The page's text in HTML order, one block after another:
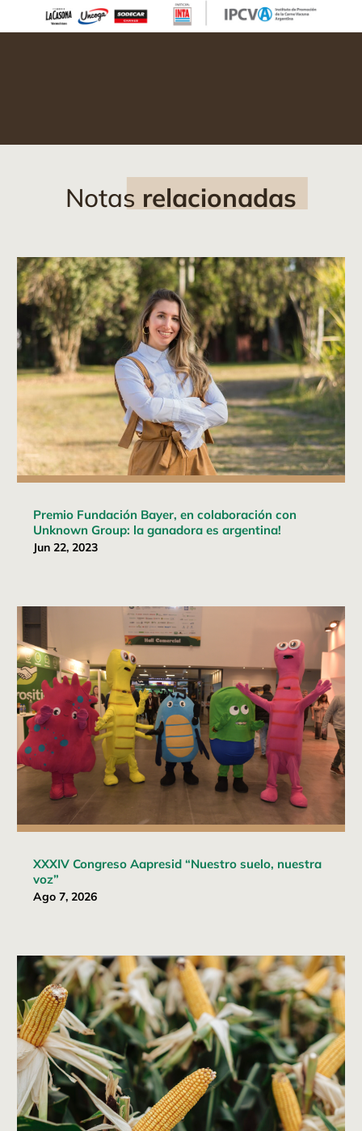
Notas relacionadas
Premio Fundación Bayer, en colaboración con
Unknown Group: la ganadora es argentina!
Jun 22, 2023
XXXIV Congreso Aapresid “Nuestro suelo, nuestra
voz”
Ago 7, 2026